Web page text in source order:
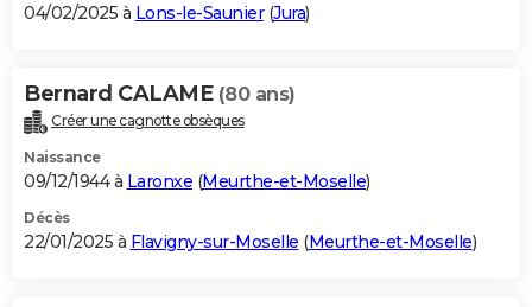
04/02/2025 à Lons-le-Saunier(Jura)
Bernard CALAME (80 ans)
Créer une cagnotte obsèques
Naissance
09/12/1944 à Laronxe (Meurthe-et-Moselle)
Décès
22/01/2025 à Flavigny-sur-Moselle (Meurthe-et-Moselle)